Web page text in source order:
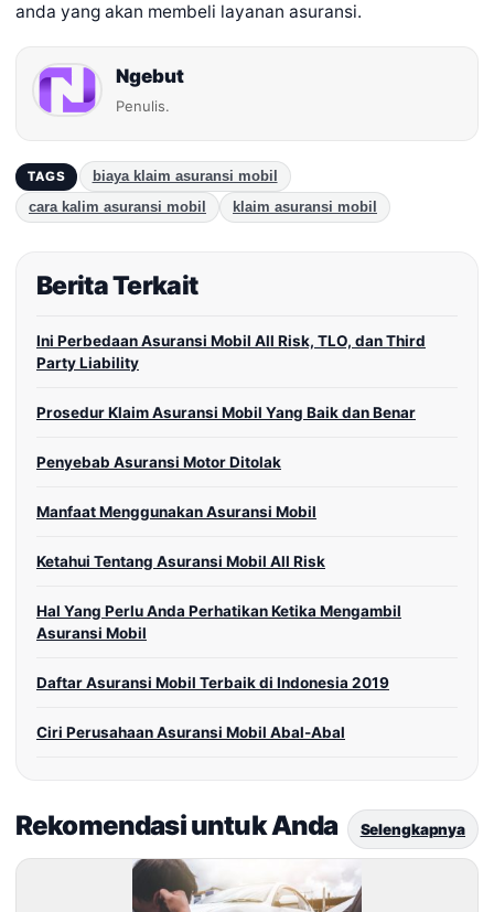
anda yang akan membeli layanan asuransi.
Ngebut
Penulis.
TAGS
biaya klaim asuransi mobil
cara kalim asuransi mobil
klaim asuransi mobil
Berita Terkait
Ini Perbedaan Asuransi Mobil All Risk, TLO, dan Third
Party Liability
Prosedur Klaim Asuransi Mobil Yang Baik dan Benar
Penyebab Asuransi Motor Ditolak
Manfaat Menggunakan Asuransi Mobil
Ketahui Tentang Asuransi Mobil All Risk
Hal Yang Perlu Anda Perhatikan Ketika Mengambil
Asuransi Mobil
Daftar Asuransi Mobil Terbaik di Indonesia 2019
Ciri Perusahaan Asuransi Mobil Abal-Abal
Rekomendasi untuk Anda Selengkapnya